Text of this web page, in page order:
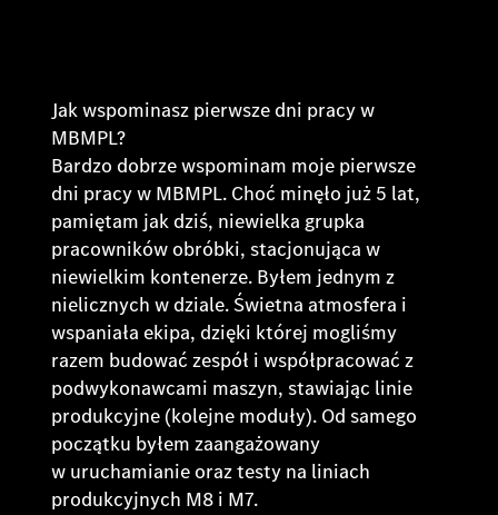
Jak wspominasz pierwsze dni pracy w
MBMPL?
Bardzo dobrze wspominam moje pierwsze
dni pracy w MBMPL. Choć minęło już 5 lat,
pamiętam jak dziś, niewielka grupka
pracowników obróbki, stacjonująca w
niewielkim kontenerze. Byłem jednym z
nielicznych w dziale. Świetna atmosfera i
wspaniała ekipa, dzięki której mogliśmy
razem budować zespół i współpracować z
podwykonawcami maszyn, stawiając linie
produkcyjne (kolejne moduły). Od samego
początku byłem zaangażowany
w uruchamianie oraz testy na liniach
produkcyjnych M8 i M7.